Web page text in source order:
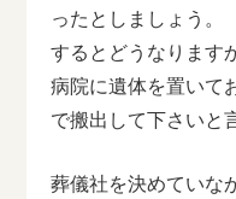
ったとしましょう。
するとどうなります
病院に遺体を置いて
で搬出して下さいと
葬儀社を決めていな